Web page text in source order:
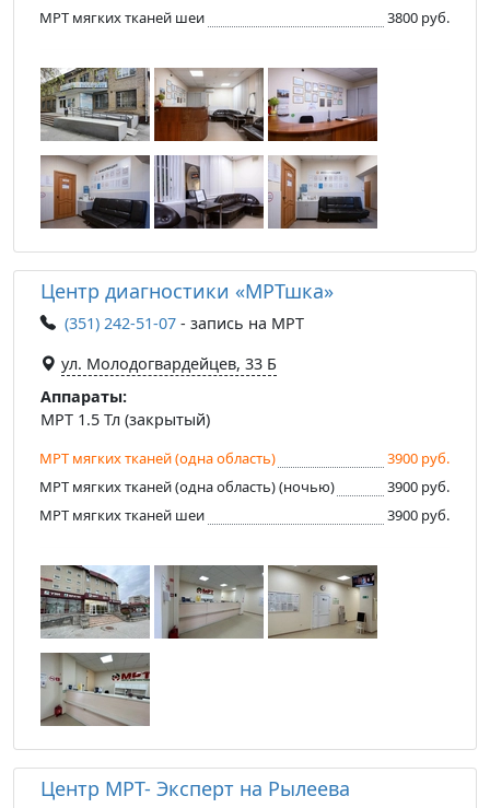
МРТ мягких тканей шеи
3800 руб.
Центр диагностики «МРТшка»
(351) 242-51-07 - запись на МРТ
ул. Молодогвардейцев, 33 Б
Аппараты:
МРТ 1.5 Тл (закрытый)
МРТ мягких тканей (одна область)
3900 руб.
МРТ мягких тканей (одна область) (ночью)
3900 руб.
МРТ мягких тканей шеи
3900 руб.
Центр МРТ- Эксперт на Рылеева